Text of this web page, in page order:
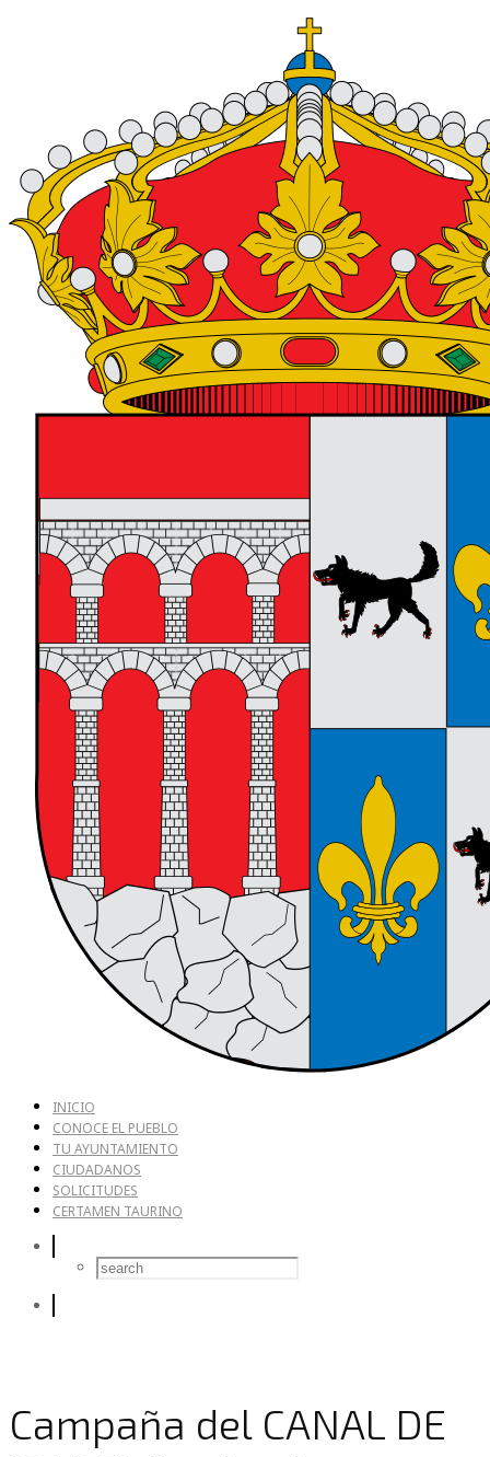
INICIO
CONOCE EL PUEBLO
TU AYUNTAMIENTO
CIUDADANOS
SOLICITUDES
CERTAMEN TAURINO
Campaña del CANAL DE